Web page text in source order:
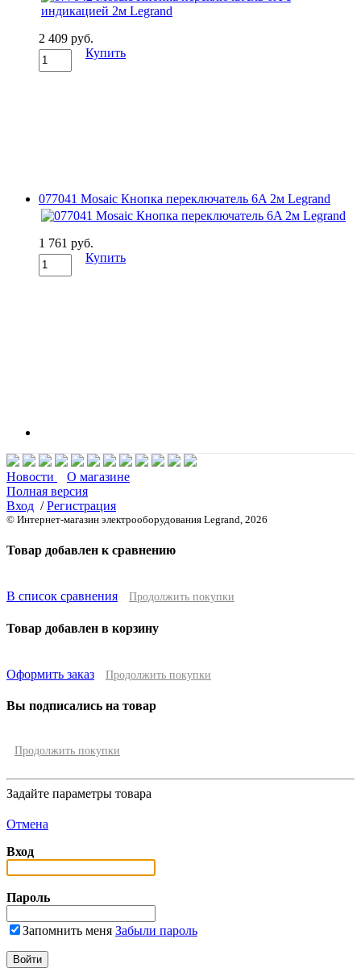
2 409 руб.
Купить
077041 Mosaic Кнопка переключатель 6A 2м Legrand
1 761 руб.
Купить
Новости
О магазине
Полная версия
Вход /Регистрация
© Интернет-магазин электрооборудования Legrand, 2026
Товар добавлен к сравнению
В список сравнения Продолжить покупки
Товар добавлен в корзину
Оформить заказ Продолжить покупки
Вы подписались на товар
Продолжить покупки
Задайте параметры товара
Отмена
Вход
Пароль
Запомнить меня Забыли пароль